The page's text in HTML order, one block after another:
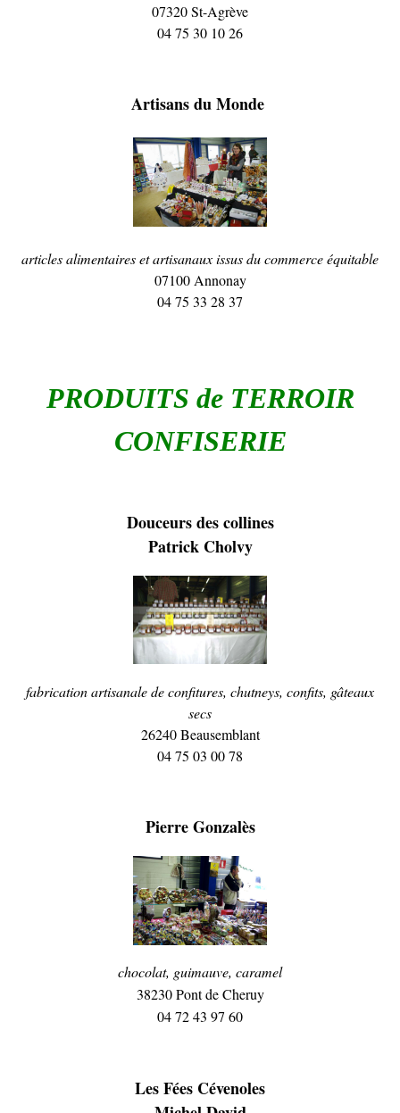
07320 St-Agrève
04 75 30 10 26
Artisans du Monde
articles alimentaires et artisanaux issus du commerce équitable
07100 Annonay
04 75 33 28 37
PRODUITS de TERROIR
CONFISERIE
Douceurs des collines
Patrick Cholvy
fabrication artisanale de confitures, chutneys, confits, gâteaux
secs
26240 Beausemblant
04 75 03 00 78
Pierre Gonzalès
chocolat, guimauve, caramel
38230 Pont de Cheruy
04 72 43 97 60
Les Fées Cévenoles